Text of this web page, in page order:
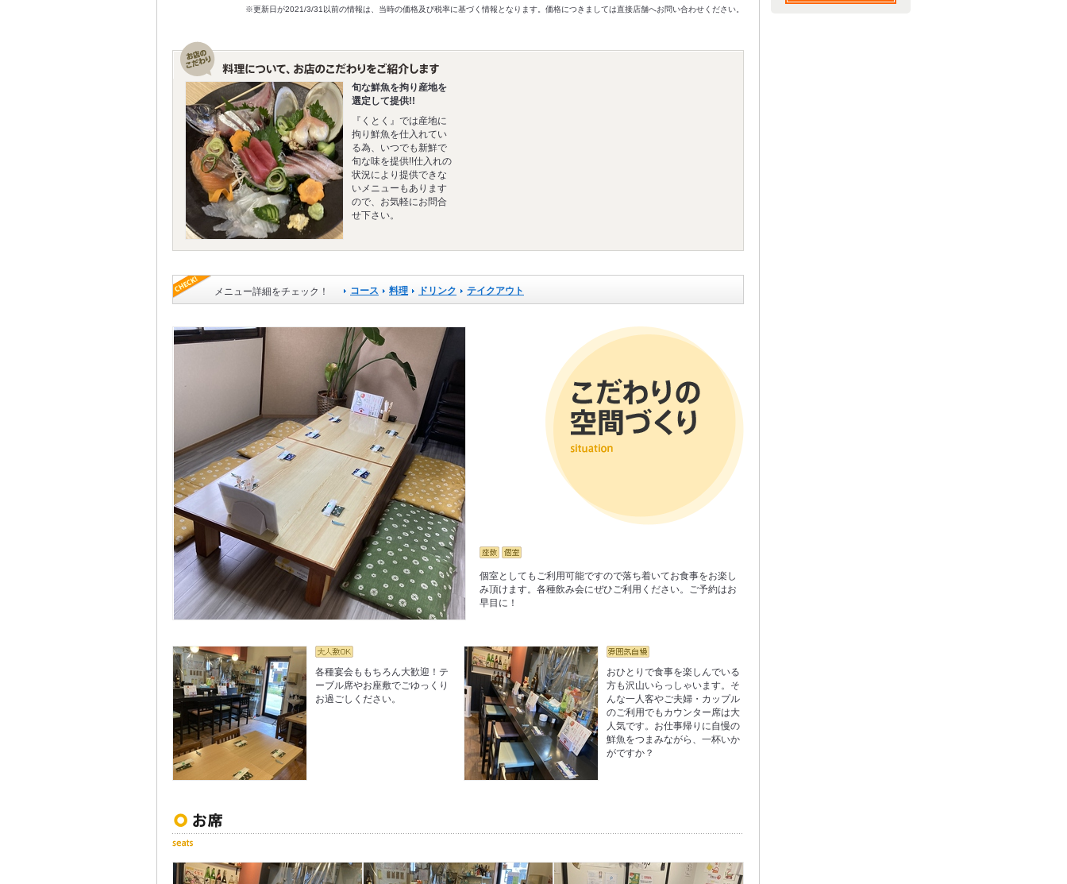
※更新日が2021/3/31以前の情報は、当時の価格及び税率に基づく情報となります。価格につきましては直接店舗へお問い合わせください。
旬な鮮魚を拘り産地を
選定して提供!!
『くとく』では産地に
拘り鮮魚を仕入れてい
る為、いつでも新鮮で
旬な味を提供!!仕入れの
状況により提供できな
いメニューもあります
ので、お気軽にお問合
せ下さい。
メニュー詳細をチェック！ コース 料理 ドリンク テイクアウト
個室としてもご利用可能ですので落ち着いてお食事をお楽し
み頂けます。各種飲み会にぜひご利用ください。ご予約はお
早目に！
各種宴会ももちろん大歓迎！テ
ーブル席やお座敷でごゆっくり
お過ごしください。
おひとりで食事を楽しんでいる
方も沢山いらっしゃいます。そ
んな一人客やご夫婦・カップル
のご利用でもカウンター席は大
人気です。お仕事帰りに自慢の
鮮魚をつまみながら、一杯いか
がですか？